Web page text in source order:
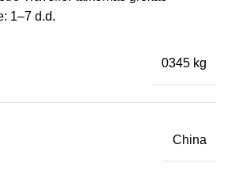
1–7 d.d.
0345 kg
China